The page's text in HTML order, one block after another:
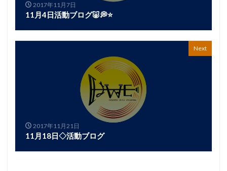
2017年11月7日
11月4日活動ブログ🐷💭⭐
Next
2017年11月21日
11月18日◇活動ブログ